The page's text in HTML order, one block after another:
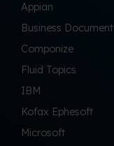
Appian
Business Document
Componize
Fluid Topics
IBM
Kofax Ephesoft
Microsoft